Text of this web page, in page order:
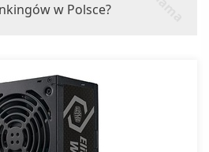
w Polsce?